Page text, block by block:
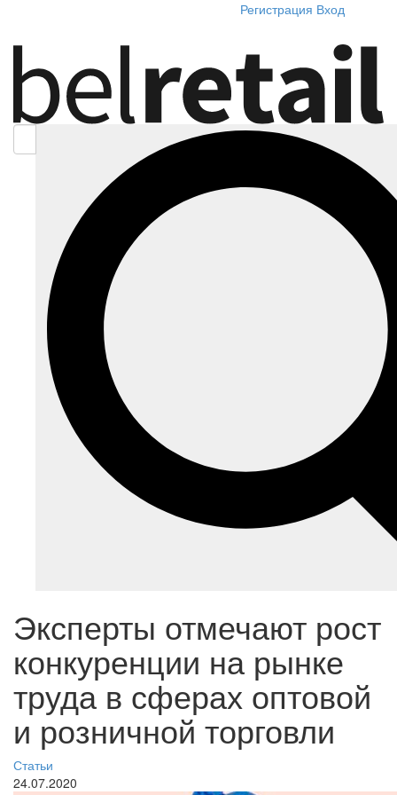
Регистрация Вход
Эксперты отмечают рост
конкуренции на рынке
труда в сферах оптовой
и розничной торговли
Статьи
24.07.2020